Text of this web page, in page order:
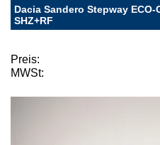
Dacia Sandero Stepway
SHZ+RF
Preis:
MWSt: